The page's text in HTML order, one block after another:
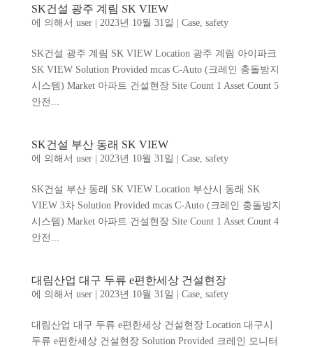
SK건설 광주 계림 SK VIEW
에 의해서 user| 2023년 10월 31일 Case, safety
SK건설 광주 계림 SK VIEW Location 광주 계림 아이파크
SK VIEW Solution Provided mcas C-Auto (크레인 충돌방지
시스템) Market 아파트 건설현장 Site Count 1 Asset Count 5
안전...
SK건설 부산 동래 SK VIEW
에 의해서 user| 2023년 10월 31일 Case, safety
SK건설 부산 동래 SK VIEW Location 부산시 동래 SK
VIEW 3차 Solution Provided mcas C-Auto (크레인 충돌방지
시스템) Market 아파트 건설현장 Site Count 1 Asset Count 4
안전...
대림산업 대구 두류 e편한세상 건설현장
에 의해서 user| 2023년 10월 31일 Case, safety
대림산업 대구 두류 e편한세상 건설현장 Location 대구시
두류 e편한세상 건설현장 Solution Provided 크레인 모니터